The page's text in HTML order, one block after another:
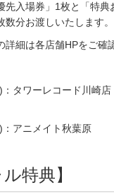
先入場券」1枚と「特典
数分お渡しいたします。
詳細は各店舗HPをご確
：タワーレコード川崎
)：アニメイト秋葉原
特典】